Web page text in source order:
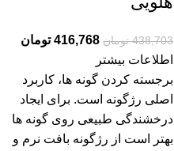
438,703 تومان 416,768 تومان
اطلاعات بیشتر
برجسته کردن گونه­ ها، کاربرد
اصلی رژگونه است. برای ایجاد
درخشندگی طبیعی روی گونه­ ها
بهتر است از رژگونه بافت نرم و